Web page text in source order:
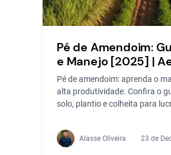
Pé de Amendoim:
e Manejo [2025] |
Pé de amendoim: aprenda o
alta produtividade. Confira o
solo, plantio e colheita para
Alasse Oliveira 23 de